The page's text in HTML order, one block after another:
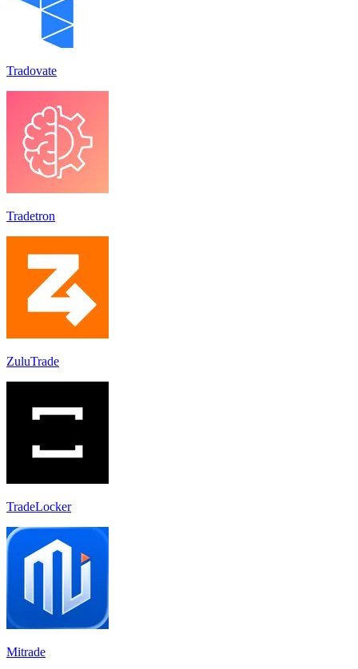
Tradovate
Tradetron
ZuluTrade
TradeLocker
Mitrade